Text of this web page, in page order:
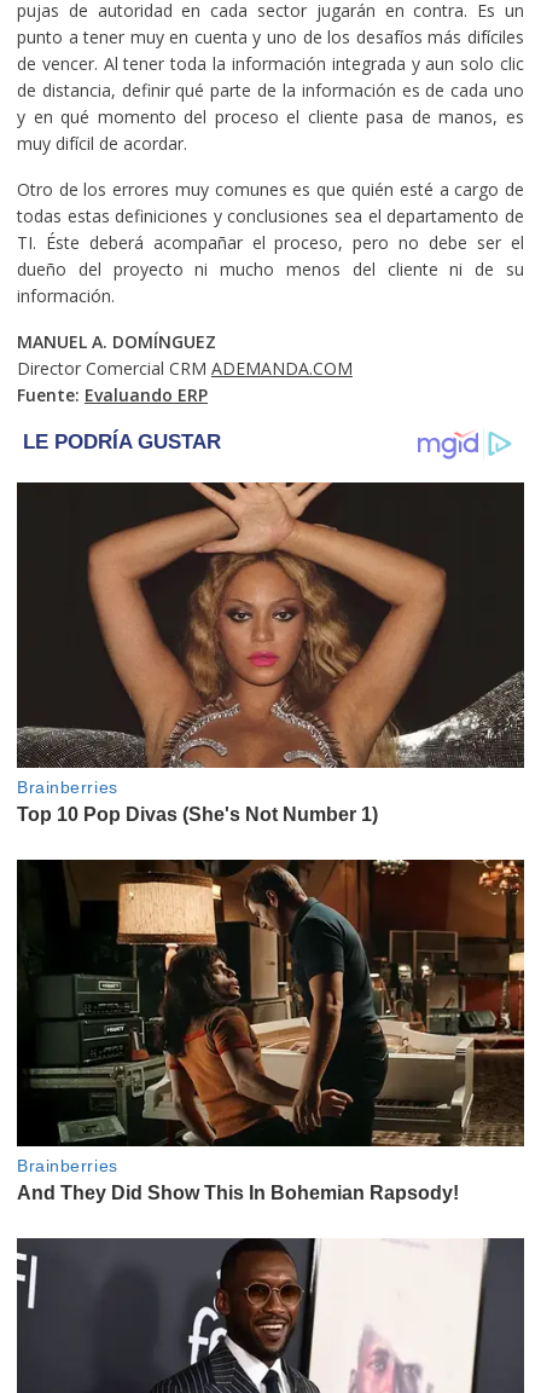
pujas de autoridad en cada sector jugarán en contra. Es un
punto a tener muy en cuenta y uno de los desafíos más difíciles
de vencer. Al tener toda la información integrada y aun solo clic
de distancia, definir qué parte de la información es de cada uno
y en qué momento del proceso el cliente pasa de manos, es
muy difícil de acordar.
Otro de los errores muy comunes es que quién esté a cargo de
todas estas definiciones y conclusiones sea el departamento de
TI. Éste deberá acompañar el proceso, pero no debe ser el
dueño del proyecto ni mucho menos del cliente ni de su
información.
MANUEL A. DOMÍNGUEZ
Director Comercial CRM ADEMANDA.COM
Fuente: Evaluando ERP